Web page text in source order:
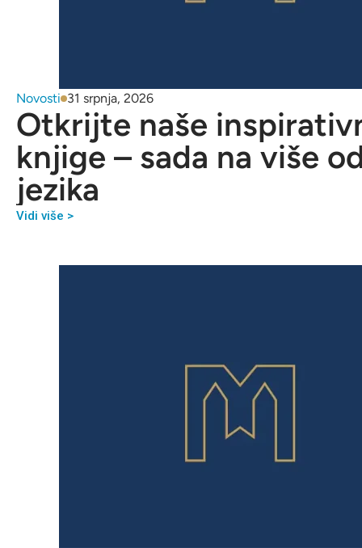
Novosti 31 srpnja, 2026
Otkrijte naše
knjige – sada na više
jezika
Vidi više >